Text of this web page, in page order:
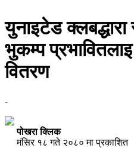
युनाइटेड
भुकम्प
वितरण
-
पोखरा क्लिक
मंसिर १८ गते २०८० मा प्रकाशित